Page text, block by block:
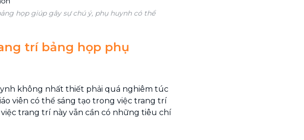
họp giúp gây sự chú ý, phụ huynh có thể
trí bảng họp phụ
không nhất thiết phải quá nghiêm túc
viên có thể sáng tạo trong việc trang trí
trang trí này vẫn cần có những tiêu chí